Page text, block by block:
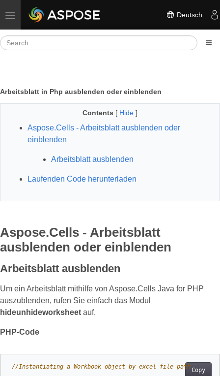
Toggle navigation Deutsch
Arbeitsblatt in Php ausblenden oder einblenden
Contents [ Hide ]
Aspose.Cells - Arbeitsblatt ausblenden oder
einblenden
Arbeitsblatt ausblenden
Laufenden Code herunterladen
Aspose.Cells - Arbeitsblatt
ausblenden oder einblenden
Arbeitsblatt ausblenden
Um ein Arbeitsblatt mithilfe von Aspose.Cells Java for PHP
auszublenden, rufen Sie einfach das Modul
hideunhideworksheet auf.
PHP-Code
Copy
//Instantiating a Workbook object by excel file path